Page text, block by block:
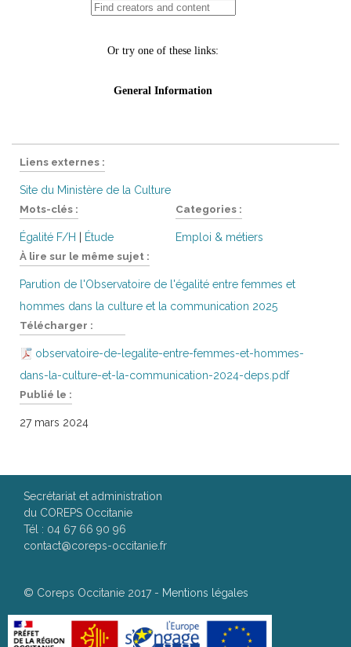
Liens externes :
Site du Ministère de la Culture
Mots-clés :
Égalité F/H Étude
Categories :
Emploi & métiers
À lire sur le même sujet :
Parution de l'Observatoire de l'égalité entre femmes et
hommes dans la culture et la communication 2025
Télécharger :
observatoire-de-legalite-entre-femmes-et-hommes-
dans-la-culture-et-la-communication-2024-deps.pdf
Publié le :
27 mars 2024
Secrétariat et administration
du COREPS Occitanie
Tél : 04 67 66 90 96
contact@coreps-occitanie.fr
© Coreps Occitanie 2017- Mentions légales